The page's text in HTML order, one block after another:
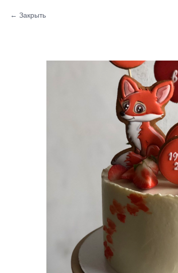
Закрыть